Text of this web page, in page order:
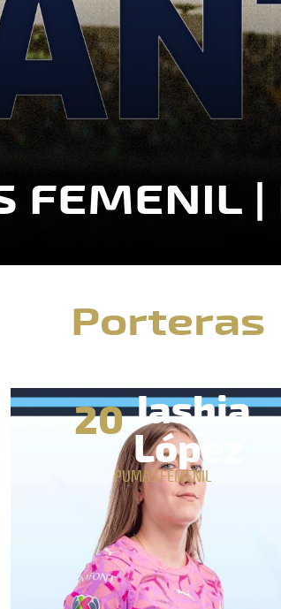
FEMENIL
Porteras
20Jashia
López
PUMAS FEMENIL